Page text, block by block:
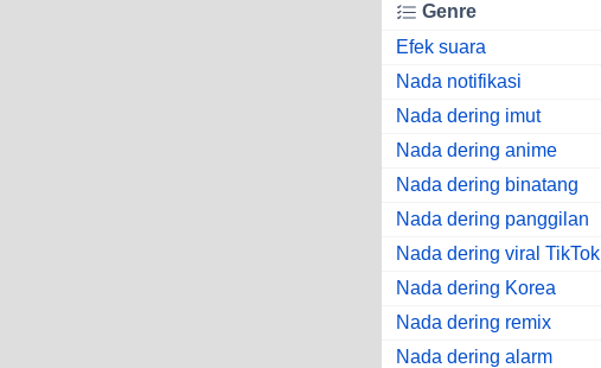
Genre
Efek suara
Nada notifikasi
Nada dering imut
Nada dering anime
Nada dering binatang
Nada dering panggilan
Nada dering viral TikTok
Nada dering Korea
Nada dering remix
Nada dering alarm